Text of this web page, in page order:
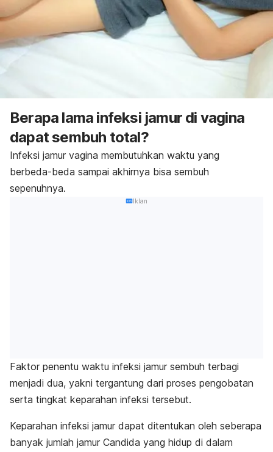
Berapa lama infeksi jamur di vagina
dapat sembuh total?
Infeksi jamur vagina membutuhkan waktu yang
berbeda-beda sampai akhirnya bisa sembuh
sepenuhnya.
Iklan
Faktor penentu waktu infeksi jamur sembuh terbagi
menjadi dua, yakni tergantung dari proses pengobatan
serta tingkat keparahan infeksi tersebut.
Keparahan infeksi jamur dapat ditentukan oleh seberapa
banyak jumlah jamur Candida yang hidup di dalam